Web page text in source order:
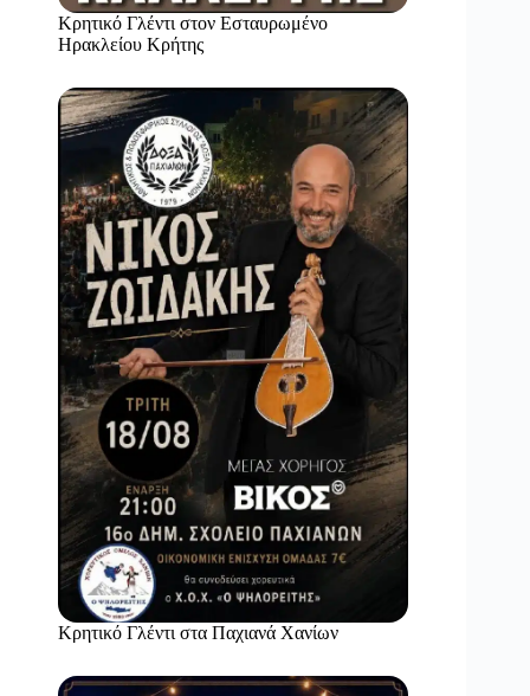
Κρητικό Γλέντι στον Εσταυρωμένο
Ηρακλείου Κρήτης
Κρητικό Γλέντι στα Παχιανά Χανίων